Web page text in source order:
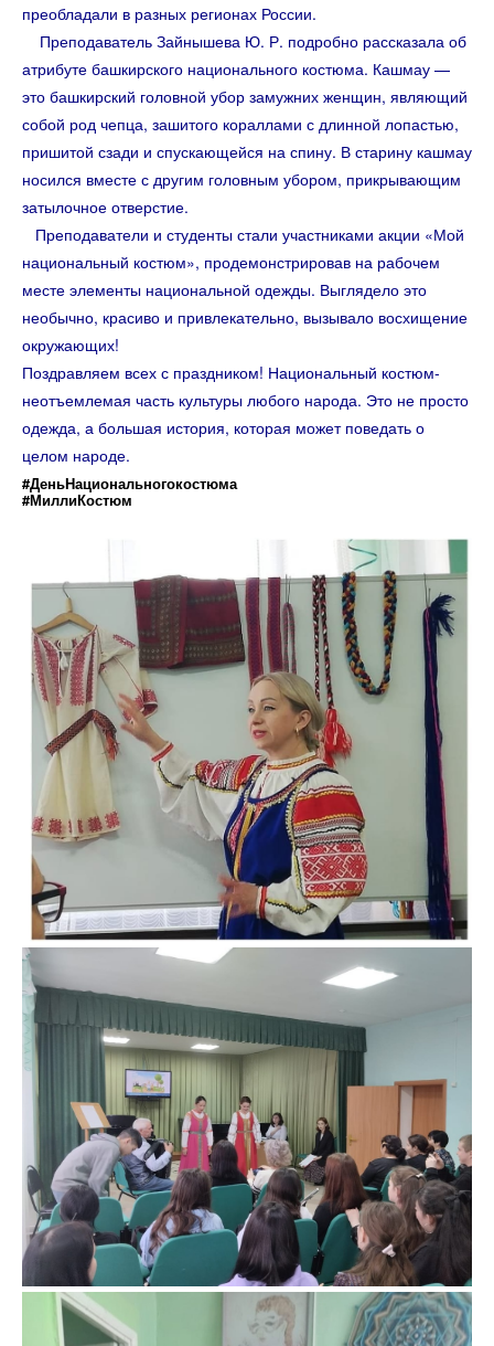
преобладали в разных регионах России.
Преподаватель Зайнышева Ю. Р. подробно рассказала об
атрибуте башкирского национального костюма. Кашмау —
это башкирский головной убор замужних женщин, являющий
собой род чепца, зашитого кораллами с длинной лопастью,
пришитой сзади и спускающейся на спину. В старину кашмау
носился вместе с другим головным убором, прикрывающим
затылочное отверстие.
Преподаватели и студенты стали участниками акции «Мой
национальный костюм», продемонстрировав на рабочем
месте элементы национальной одежды. Выглядело это
необычно, красиво и привлекательно, вызывало восхищение
окружающих!
Поздравляем всех с праздником! Национальный костюм-
неотъемлемая часть культуры любого народа. Это не просто
одежда, а большая история, которая может поведать о
целом народе.
#ДеньНациональногокостюма
#МиллиКостюм